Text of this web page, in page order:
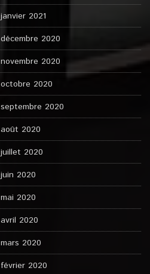
janvier 2021
décembre 2020
novembre 2020
octobre 2020
septembre 2020
août 2020
juillet 2020
juin 2020
mai 2020
avril 2020
mars 2020
février 2020